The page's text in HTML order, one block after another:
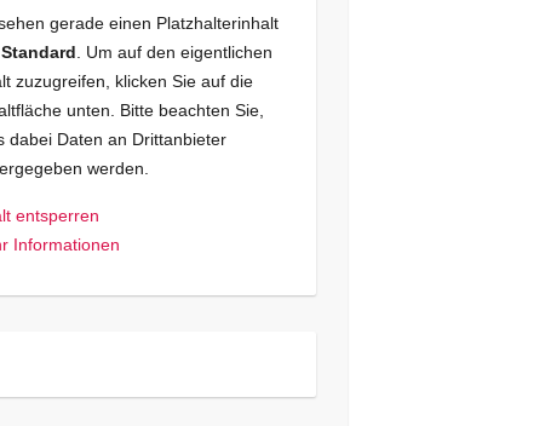
gerade einen Platzhalterinhalt
Standard . Um auf den eigentlichen
zuzugreifen, klicken Sie auf die
unten. Bitte beachten Sie,
dabei Daten an Drittanbieter
werden.
entsperren
Informationen